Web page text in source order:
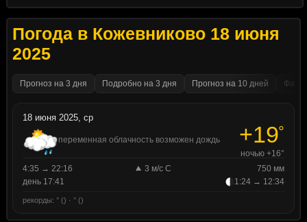
Погода в Кожевниково 18 июня
2025
Прогноз на 3 дня Подробно на 3 дня Прогноз на 10 дней
18 июня 2025, ср
переменная облачность возможен дождь +19°
ночью +16°
4:35 → 22:16
3 м/с С
750 мм
день 17:41
1:24 → 12:34
рекорды: ° () · ° ()